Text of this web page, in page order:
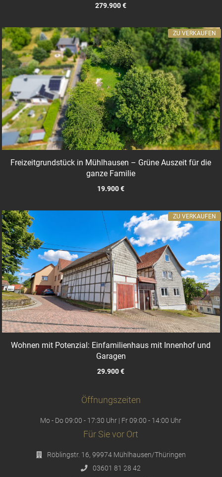
279.900 €
Freizeitgrundstück in Mühlhausen – Grüne Auszeit für die
ganze Familie
19.900 €
ZU VERKAUFEN
Wohnen mit Potenzial: Einfamilienhaus mit Innenhof und
Garagen
29.900 €
ZU VERKAUFEN
Öffnungszeiten
Mo - Do 09:00 - 17:30 Uhr | Fr 09:00 - 14:00 Uhr
Für Sie vor Ort
Röblingstr. 16, 99974 Mühlhausen/Thüringen
03601 81 28 42